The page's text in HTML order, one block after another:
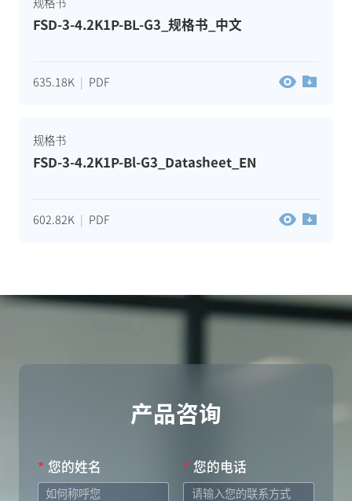
FSD-3-4.2K1P-BL-G3_规格书_中文
635.18K | PDF
规格书
FSD-3-4.2K1P-Bl-G3_Datasheet_EN
602.82K | PDF
产品咨询
* 您的姓名 * 您的电话